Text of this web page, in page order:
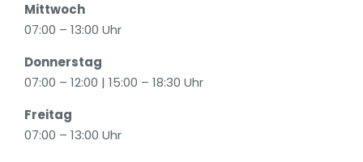
Mittwoch
07:00 – 13:00 Uhr
Donnerstag
07:00 – 12:00 | 15:00 – 18:30 Uhr
Freitag
07:00 – 13:00 Uhr